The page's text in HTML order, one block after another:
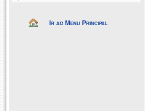
Ir ao Menu Principal